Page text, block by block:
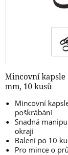
Mincovní kapsle
mm, 10 kusů
Mincovní
poškrábání
Snadná
okraji
Balení po 10
Pro mince o